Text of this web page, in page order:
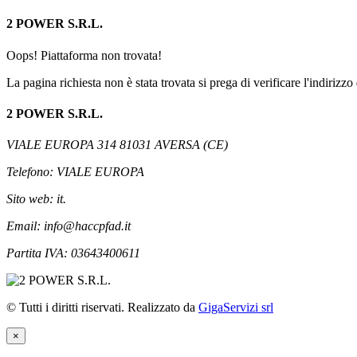
2 POWER S.R.L.
Oops! Piattaforma non trovata!
La pagina richiesta non è stata trovata si prega di verificare
2 POWER S.R.L.
VIALE EUROPA 314 81031 AVERSA (CE)
Telefono: VIALE EUROPA
Sito web: it.
Email: info@haccpfad.it
Partita IVA: 03643400611
© Tutti i diritti riservati. Realizzato da GigaServizi srl
×